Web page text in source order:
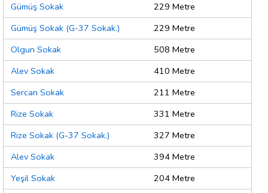
Gümüş Sokak
229 Metre
Gümüş Sokak (G-37 Sokak.)
229 Metre
Olgun Sokak
508 Metre
Alev Sokak
410 Metre
Sercan Sokak
211 Metre
Rize Sokak
331 Metre
Rize Sokak (G-37 Sokak.)
327 Metre
Alev Sokak
394 Metre
Yeşil Sokak
204 Metre